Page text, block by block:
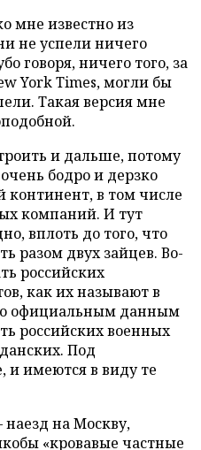
мне известно из
не успели ничего
говоря, ничего того, за
York Times, могли бы
Такая версия мне
и дальше, потому
бодро и дерзко
континент, в том числе
компаний. И тут
вплоть до того, что
разом двух зайцев. Во-
российских
как их называют в
официальным данным
российских военных
Под
и имеются в виду те
наезд на Москву,
«кровавые частные